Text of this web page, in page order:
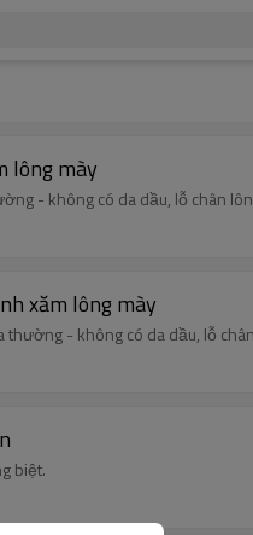
lông mày
- không có da dầu, lỗ chân
xăm lông mày
- không có da dầu, lỗ
biệt.